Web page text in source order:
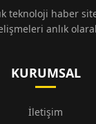
teknoloji haber
anlık
KURUMSAL
İletişim